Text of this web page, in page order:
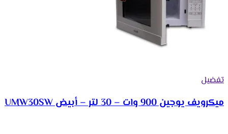
تفضيل
ميكرويف يوجين 900 وات – 30 لتر – أبيض UMW30SW